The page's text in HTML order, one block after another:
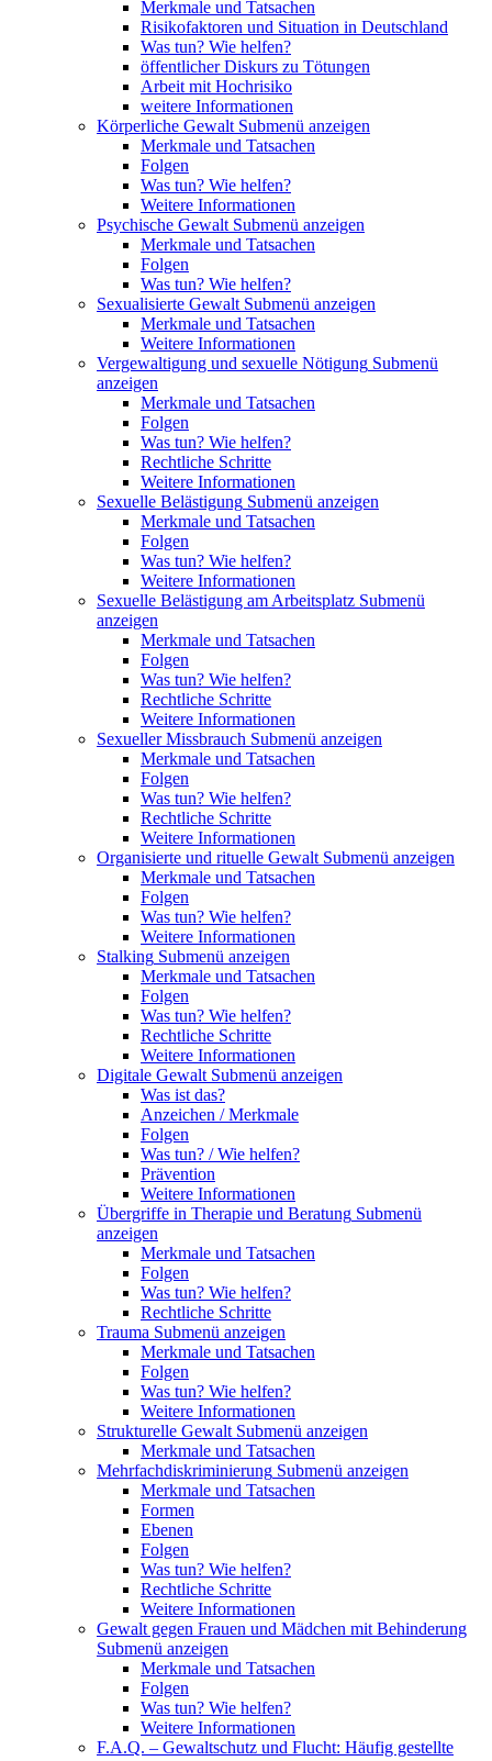
Merkmale und Tatsachen
Risikofaktoren und Situation in Deutschland
Was tun? Wie helfen?
öffentlicher Diskurs zu Tötungen
Arbeit mit Hochrisiko
weitere Informationen
Körperliche Gewalt Submenü anzeigen
Merkmale und Tatsachen
Folgen
Was tun? Wie helfen?
Weitere Informationen
Psychische Gewalt Submenü anzeigen
Merkmale und Tatsachen
Folgen
Was tun? Wie helfen?
Sexualisierte Gewalt Submenü anzeigen
Merkmale und Tatsachen
Weitere Informationen
Vergewaltigung und sexuelle Nötigung Submenü
anzeigen
Merkmale und Tatsachen
Folgen
Was tun? Wie helfen?
Rechtliche Schritte
Weitere Informationen
Sexuelle Belästigung Submenü anzeigen
Merkmale und Tatsachen
Folgen
Was tun? Wie helfen?
Weitere Informationen
Sexuelle Belästigung am Arbeitsplatz Submenü
anzeigen
Merkmale und Tatsachen
Folgen
Was tun? Wie helfen?
Rechtliche Schritte
Weitere Informationen
Sexueller Missbrauch Submenü anzeigen
Merkmale und Tatsachen
Folgen
Was tun? Wie helfen?
Rechtliche Schritte
Weitere Informationen
Organisierte und rituelle Gewalt Submenü anzeigen
Merkmale und Tatsachen
Folgen
Was tun? Wie helfen?
Weitere Informationen
Stalking Submenü anzeigen
Merkmale und Tatsachen
Folgen
Was tun? Wie helfen?
Rechtliche Schritte
Weitere Informationen
Digitale Gewalt Submenü anzeigen
Was ist das?
Anzeichen / Merkmale
Folgen
Was tun? / Wie helfen?
Prävention
Weitere Informationen
Übergriffe in Therapie und Beratung Submenü
anzeigen
Merkmale und Tatsachen
Folgen
Was tun? Wie helfen?
Rechtliche Schritte
Trauma Submenü anzeigen
Merkmale und Tatsachen
Folgen
Was tun? Wie helfen?
Weitere Informationen
Strukturelle Gewalt Submenü anzeigen
Merkmale und Tatsachen
Mehrfachdiskriminierung Submenü anzeigen
Merkmale und Tatsachen
Formen
Ebenen
Folgen
Was tun? Wie helfen?
Rechtliche Schritte
Weitere Informationen
Gewalt gegen Frauen und Mädchen mit Behinderung
Submenü anzeigen
Merkmale und Tatsachen
Folgen
Was tun? Wie helfen?
Weitere Informationen
F.A.Q. – Gewaltschutz und Flucht: Häufig gestellte